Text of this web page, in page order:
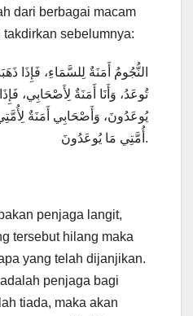
dari berbagai macam
sebelumnya:
النُّجُومُ أَمَنَةٌ لِلسَّمَاءِ، فَإِذَا
تُوعَدُ، وَأَنَا أَمَنَةٌ لِأَصْحَابِي،
يُوعَدُونَ، وَأَصْحَابِي أَمَنَةٌ
أُمَّتِي مَا يُوعَدُونَ.
penjaga langit,
tersebut hilang maka
yang telah dijanjikan.
penjaga bagi
tiada, maka akan